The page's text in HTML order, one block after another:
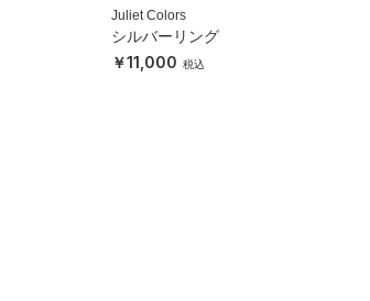
Juliet Colors
シルバーリング
11,000